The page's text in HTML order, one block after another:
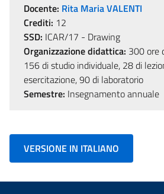
Docente: Rita Maria VALENTI
Crediti: 12
SSD: ICAR/17 - Drawing
Organizzazione didattica: 300 ore
156 di studio individuale, 28 di
esercitazione, 90 di laboratorio
Semestre: Insegnamento annuale
VERSIONE IN ITALIANO